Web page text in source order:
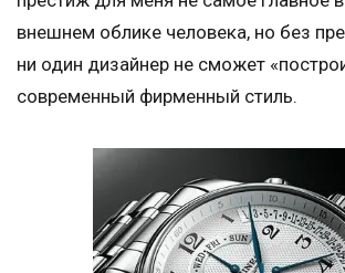
внешнем облике человека, но без
ни один дизайнер не сможет
современный фирменный стиль.